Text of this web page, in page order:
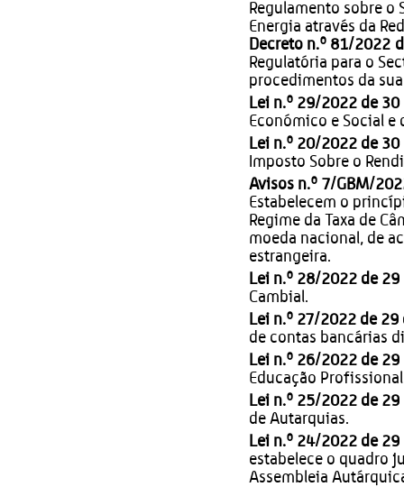
Regulamento sobre o
Energia através da
Decreto n.º 81/2022
Regulatória para o
procedimentos da
Lei n.º 29/2022 de 30
Económico e Social e
Lei n.º 20/2022 de 30
Imposto Sobre o
Avisos n.º 7/GBM/
Estabelecem o
Regime da Taxa de
moeda nacional, de
estrangeira.
Lei n.º 28/2022 de 29
Cambial.
Lei n.º 27/2022 de 29
de contas bancárias
Lei n.º 26/2022 de 29
Educação
Lei n.º 25/2022 de 29
de Autarquias.
Lei n.º 24/2022 de 29
estabelece o quadro
Assembleia